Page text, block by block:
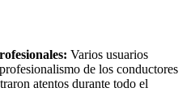
Varios usuarios
de los conductores
atentos durante todo el